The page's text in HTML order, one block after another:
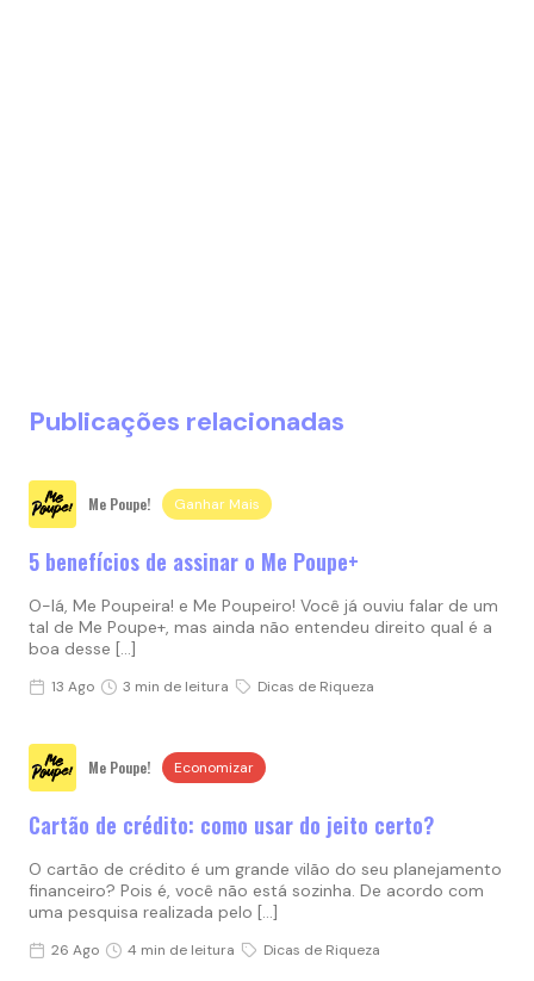
Publicações relacionadas
Me Poupe! Ganhar Mais
5 benefícios de assinar o Me Poupe+
O-lá, Me Poupeira! e Me Poupeiro! Você já ouviu falar de um
tal de Me Poupe+, mas ainda não entendeu direito qual é a
boa desse […]
13 Ago 3 min de leitura Dicas de Riqueza
Me Poupe! Economizar
Cartão de crédito: como usar do jeito certo?
O cartão de crédito é um grande vilão do seu planejamento
financeiro? Pois é, você não está sozinha. De acordo com
uma pesquisa realizada pelo […]
26 Ago 4 min de leitura Dicas de Riqueza